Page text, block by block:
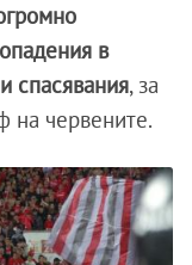
в
спасявания, за
на червените.